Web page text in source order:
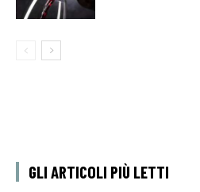
GLI ARTICOLI PIÙ LETTI